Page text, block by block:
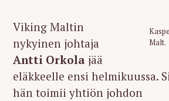
Malt.
Viking Maltin
nykyinen johtaja
Antti Orkola jää
eläkkeelle ensi helmikuussa.
hän toimii yhtiön johdon